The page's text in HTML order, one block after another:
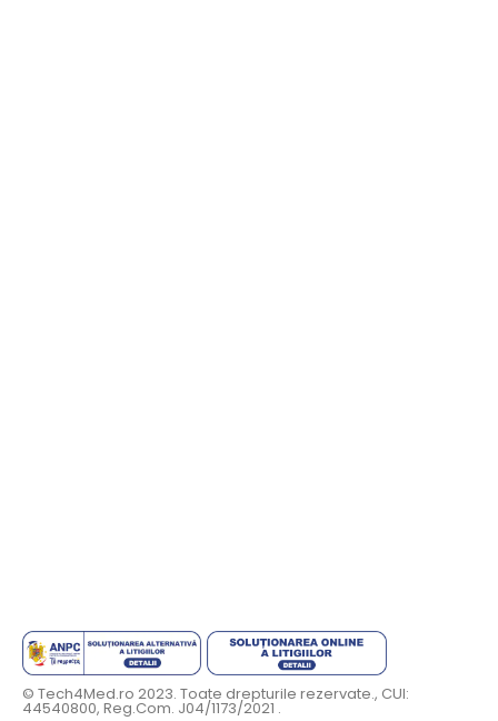
© Tech4Med.ro 2023. Toate drepturile rezervate., CUI:
44540800, Reg.Com. J04/1173/2021 .